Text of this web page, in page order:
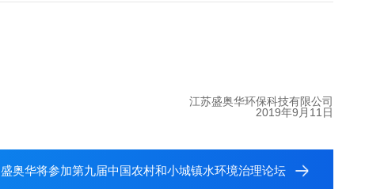
江苏盛奥华环保科技有限公司
2019年9月11日
盛奥华将参加第九届中国农村和小城镇水环境治理论坛